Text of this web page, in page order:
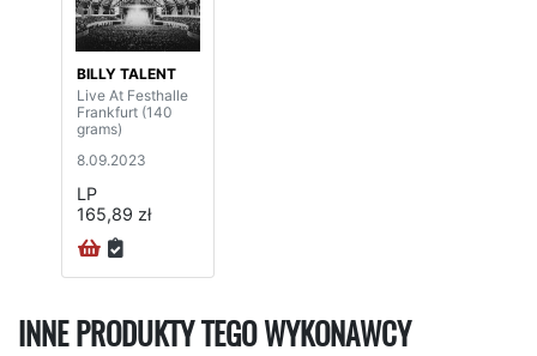
BILLY TALENT
Live At Festhalle
Frankfurt (140
grams)
8.09.2023
LP
165,89 zł
INNE PRODUKTY TEGO WYKONAWCY